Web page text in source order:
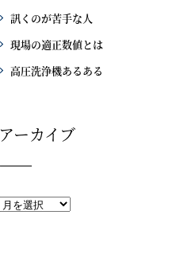
訊くのが苦手な人
現場の適正数値とは
高圧洗浄機あるある
アーカイブ